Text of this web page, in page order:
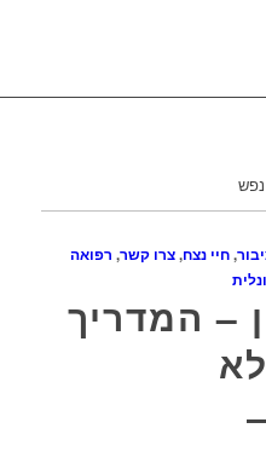
,חיי נצח,צרו קשר, רפואה
– המדריך